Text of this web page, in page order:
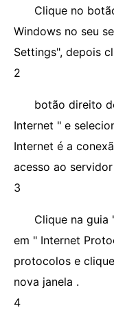
Clique no
Windows no seu
Settings", depois
2
botão direito
Internet " e
Internet é a
acesso ao
3
Clique na guia
em " Internet
protocolos e
nova janela .
4